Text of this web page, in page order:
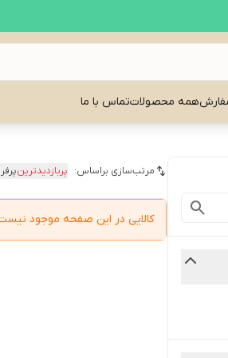
همه محصولاتتماس با ما
مرتب‌سازی براساس: پربازدیدترین
کالایی در این صفحه موجود